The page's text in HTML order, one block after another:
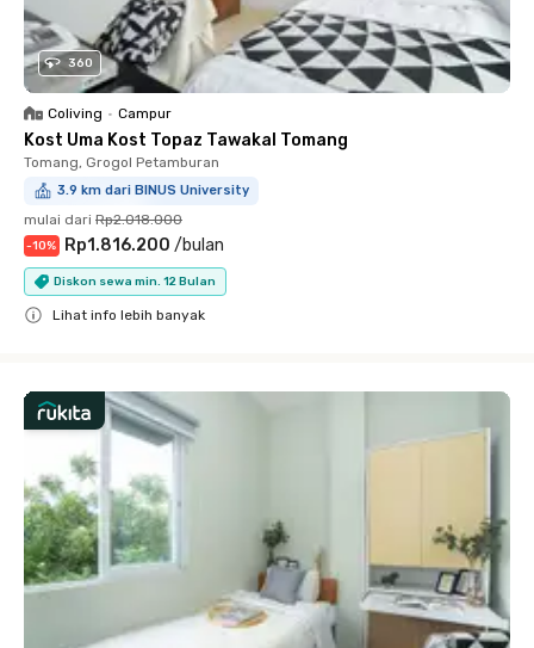
360
Coliving • Campur
Kost Uma Kost Topaz Tawakal Tomang
Tomang, Grogol Petamburan
3.9 km dari BINUS University
mulai dari Rp2.018.000
-10% Rp1.816.200 /bulan
Diskon sewa min. 12 Bulan
Lihat info lebih banyak